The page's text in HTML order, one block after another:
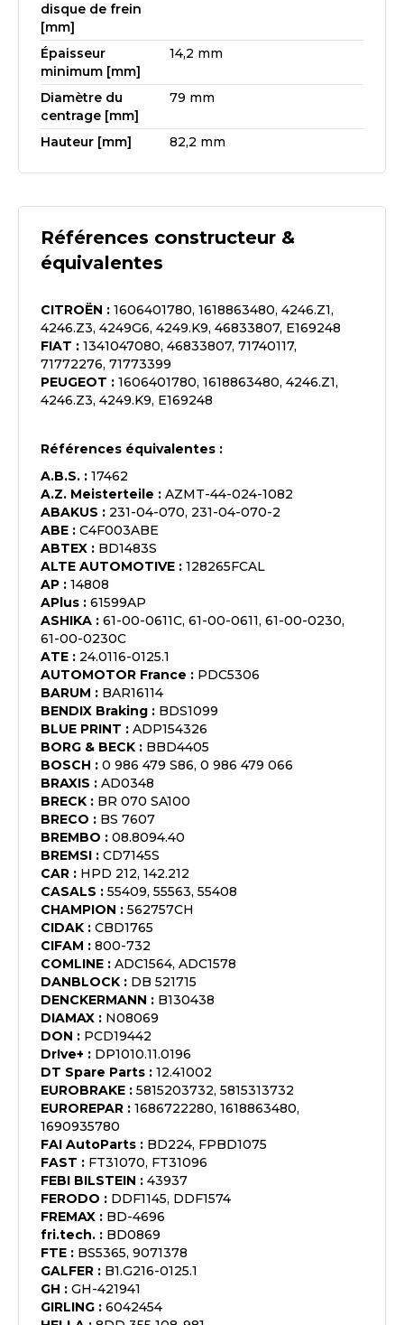
disque de frein
[mm]
Épaisseur
minimum [mm]
14,2 mm
Diamètre du
centrage [mm]
79 mm
Hauteur [mm] 82,2 mm
Références constructeur &
équivalentes
CITROËN : 1606401780, 1618863480, 4246.Z1,
4246.Z3, 4249G6, 4249.K9, 46833807, E169248
FIAT : 1341047080, 46833807, 71740117,
71772276, 71773399
PEUGEOT : 1606401780, 1618863480, 4246.Z1,
4246.Z3, 4249.K9, E169248
Références équivalentes :
A.B.S. : 17462
A.Z. Meisterteile : AZMT-44-024-1082
ABAKUS : 231-04-070, 231-04-070-2
ABE : C4F003ABE
ABTEX : BD1483S
ALTE AUTOMOTIVE : 128265FCAL
AP : 14808
APlus : 61599AP
ASHIKA : 61-00-0611C, 61-00-0611, 61-00-0230,
61-00-0230C
ATE : 24.0116-0125.1
AUTOMOTOR France : PDC5306
BARUM : BAR16114
BENDIX Braking : BDS1099
BLUE PRINT : ADP154326
BORG & BECK : BBD4405
BOSCH : 0 986 479 S86, 0 986 479 066
BRAXIS : AD0348
BRECK : BR 070 SA100
BRECO : BS 7607
BREMBO : 08.8094.40
BREMSI : CD7145S
CAR : HPD 212, 142.212
CASALS : 55409, 55563, 55408
CHAMPION : 562757CH
CIDAK : CBD1765
CIFAM : 800-732
COMLINE : ADC1564, ADC1578
DANBLOCK : DB 521715
DENCKERMANN : B130438
DIAMAX : N08069
DON : PCD19442
Dr!ve+ : DP1010.11.0196
DT Spare Parts : 12.41002
EUROBRAKE : 5815203732, 5815313732
EUROREPAR : 1686722280, 1618863480,
1690935780
FAI AutoParts : BD224, FPBD1075
FAST : FT31070, FT31096
FEBI BILSTEIN : 43937
FERODO : DDF1145, DDF1574
FREMAX : BD-4696
fri.tech. : BD0869
FTE : BS5365, 9071378
GALFER : B1.G216-0125.1
GH : GH-421941
GIRLING : 6042454